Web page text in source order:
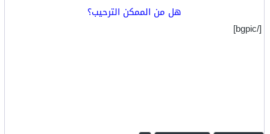
هل من الممكن الترحيب؟
[/bgpic]